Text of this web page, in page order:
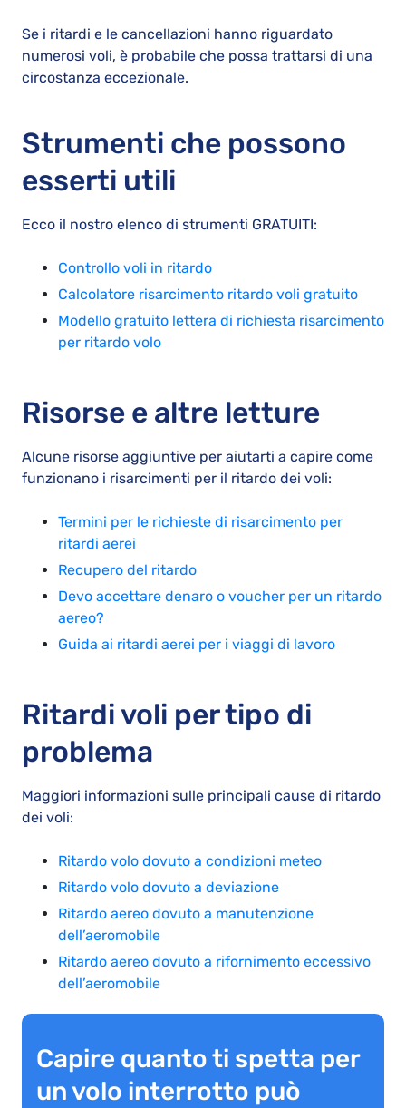
Se i ritardi e le cancellazioni hanno riguardato
numerosi voli, è probabile che possa trattarsi di una
circostanza eccezionale.
Strumenti che possono
esserti utili
Ecco il nostro elenco di strumenti GRATUITI:
Controllo voli in ritardo
Calcolatore risarcimento ritardo voli gratuito
Modello gratuito lettera di richiesta risarcimento
per ritardo volo
Risorse e altre letture
Alcune risorse aggiuntive per aiutarti a capire come
funzionano i risarcimenti per il ritardo dei voli:
Termini per le richieste di risarcimento per
ritardi aerei
Recupero del ritardo
Devo accettare denaro o voucher per un ritardo
aereo?
Guida ai ritardi aerei per i viaggi di lavoro
Ritardi voli per tipo di
problema
Maggiori informazioni sulle principali cause di ritardo
dei voli:
Ritardo volo dovuto a condizioni meteo
Ritardo volo dovuto a deviazione
Ritardo aereo dovuto a manutenzione
dell’aeromobile
Ritardo aereo dovuto a rifornimento eccessivo
dell’aeromobile
Capire quanto ti spetta per
un volo interrotto può